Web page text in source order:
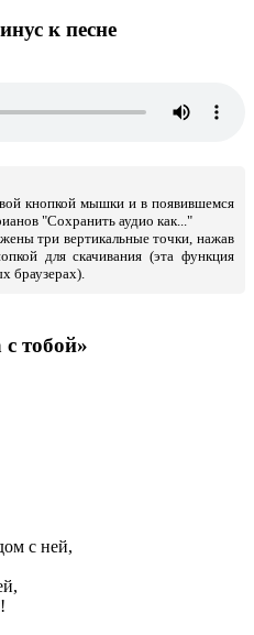
к песне
кнопкой мышки и в появившемся
"Сохранить аудио как..."
три вертикальные точки, нажав
для скачивания (эта функция
браузерах).
тобой»
с ней,